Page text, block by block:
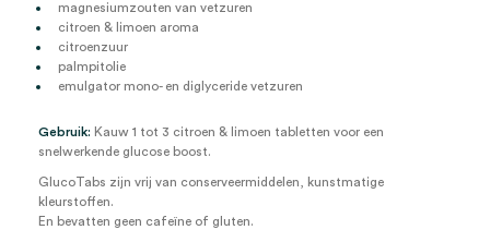
magnesiumzouten van vetzuren
citroen & limoen aroma
citroenzuur
palmpitolie
emulgator mono- en diglyceride vetzuren
Gebruik: Kauw 1 tot 3 citroen & limoen tabletten voor een
snelwerkende glucose boost.
GlucoTabs zijn vrij van conserveermiddelen, kunstmatige
kleurstoffen.
En bevatten geen cafeïne of gluten.